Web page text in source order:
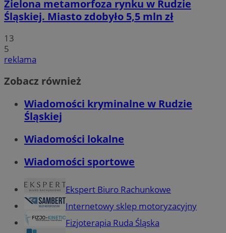
Zielona metamorfoza rynku w Rudzie
Śląskiej. Miasto zdobyło 5,5 mln zł
13
5
reklama
Zobacz również
Wiadomości kryminalne w Rudzie
Śląskiej
Wiadomości lokalne
Wiadomości sportowe
Ekspert Biuro Rachunkowe
Internetowy sklep motoryzacyjny
Fizjoterapia Ruda Śląska